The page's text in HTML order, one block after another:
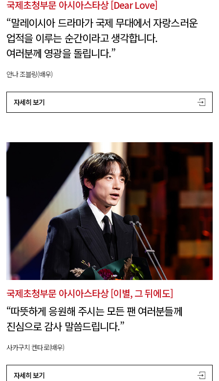
국제초청부문 아시아스타상 [Dear Love]
“말레이시아 드라마가 국제 무대에서 자랑스러운
업적을 이루는 순간이라고 생각합니다.
여러분께 영광을 돌립니다.”
안나 조블링(배우)
자세히 보기
국제초청부문 아시아스타상 [이별, 그 뒤에도]
“따뜻하게 응원해 주시는 모든 팬 여러분들께
진심으로 감사 말씀드립니다.”
사카구치 켄타로(배우)
자세히 보기